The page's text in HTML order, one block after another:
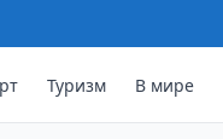
Туризм В мире